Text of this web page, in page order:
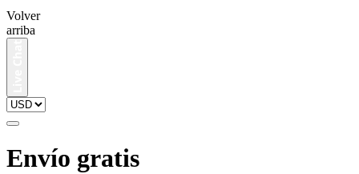
Volver
arriba
Envío gratis